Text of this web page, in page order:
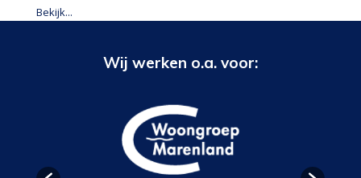
Bekijk...
Wij werken o.a. voor: